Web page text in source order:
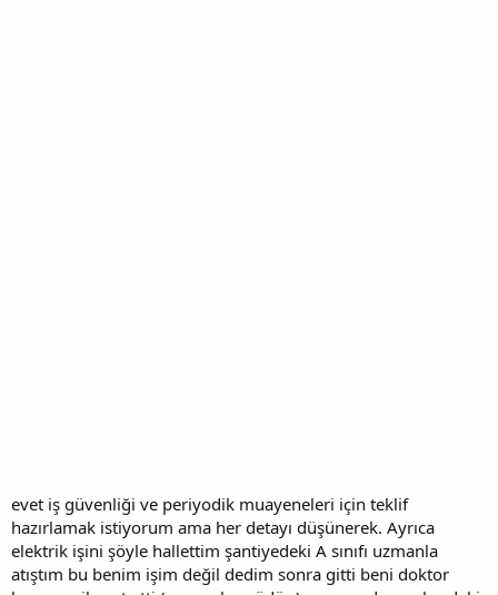
evet iş güvenliği ve periyodik muayeneleri için teklif
hazırlamak istiyorum ama her detayı düşünerek. Ayrıca
elektrik işini şöyle hallettim şantiyedeki A sınıfı uzmanla
atıştım bu benim işim değil dedim sonra gitti beni doktor